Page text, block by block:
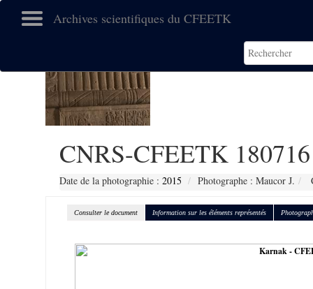
Archives scientifiques du CFEETK
CNRS-CFEETK 180716
Date de la photographie : 2015 Photographe : Maucor J.
Consulter le document Information sur les éléments représentés